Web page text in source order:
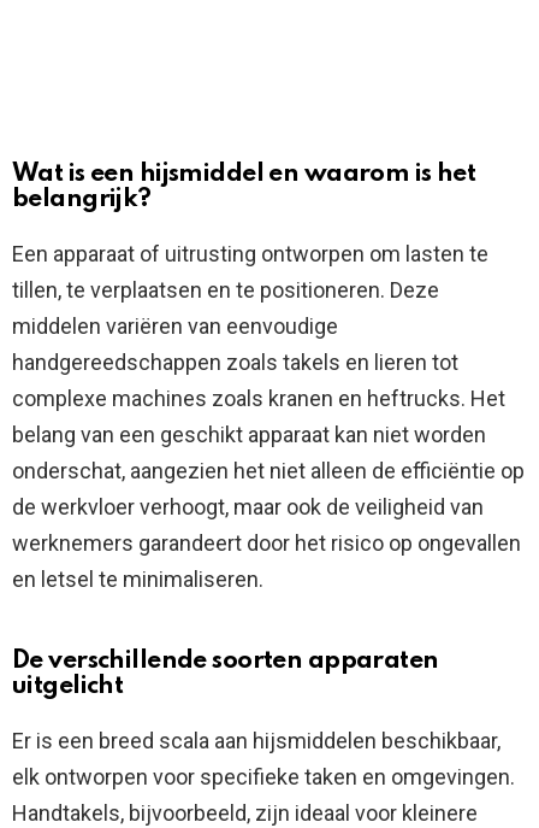
Wat is een hijsmiddel en waarom is het
belangrijk?
Een apparaat of uitrusting ontworpen om lasten te
tillen, te verplaatsen en te positioneren. Deze
middelen variëren van eenvoudige
handgereedschappen zoals takels en lieren tot
complexe machines zoals kranen en heftrucks. Het
belang van een geschikt apparaat kan niet worden
onderschat, aangezien het niet alleen de efficiëntie op
de werkvloer verhoogt, maar ook de veiligheid van
werknemers garandeert door het risico op ongevallen
en letsel te minimaliseren.
De verschillende soorten apparaten
uitgelicht
Er is een breed scala aan hijsmiddelen beschikbaar,
elk ontworpen voor specifieke taken en omgevingen.
Handtakels, bijvoorbeeld, zijn ideaal voor kleinere